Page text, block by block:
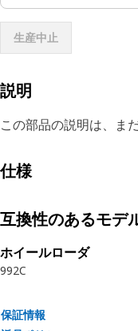
生産中止
説明
この部品の説明は、ま
仕様
互換性のあるモデ
ホイールローダ
992C
保証情報